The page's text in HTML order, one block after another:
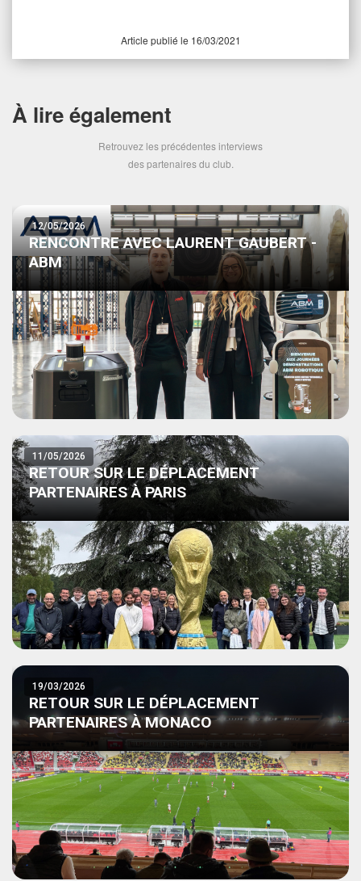
Article publié le 16/03/2021
À lire également
Retrouvez les précédentes interviews
des partenaires du club.
12/05/2026
RENCONTRE AVEC LAURENT GAUBERT -
ABM
11/05/2026
RETOUR SUR LE DÉPLACEMENT
PARTENAIRES À PARIS
19/03/2026
RETOUR SUR LE DÉPLACEMENT
PARTENAIRES À MONACO